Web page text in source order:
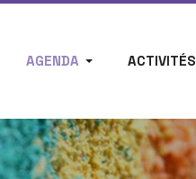
AGENDA ACTIVITÉS